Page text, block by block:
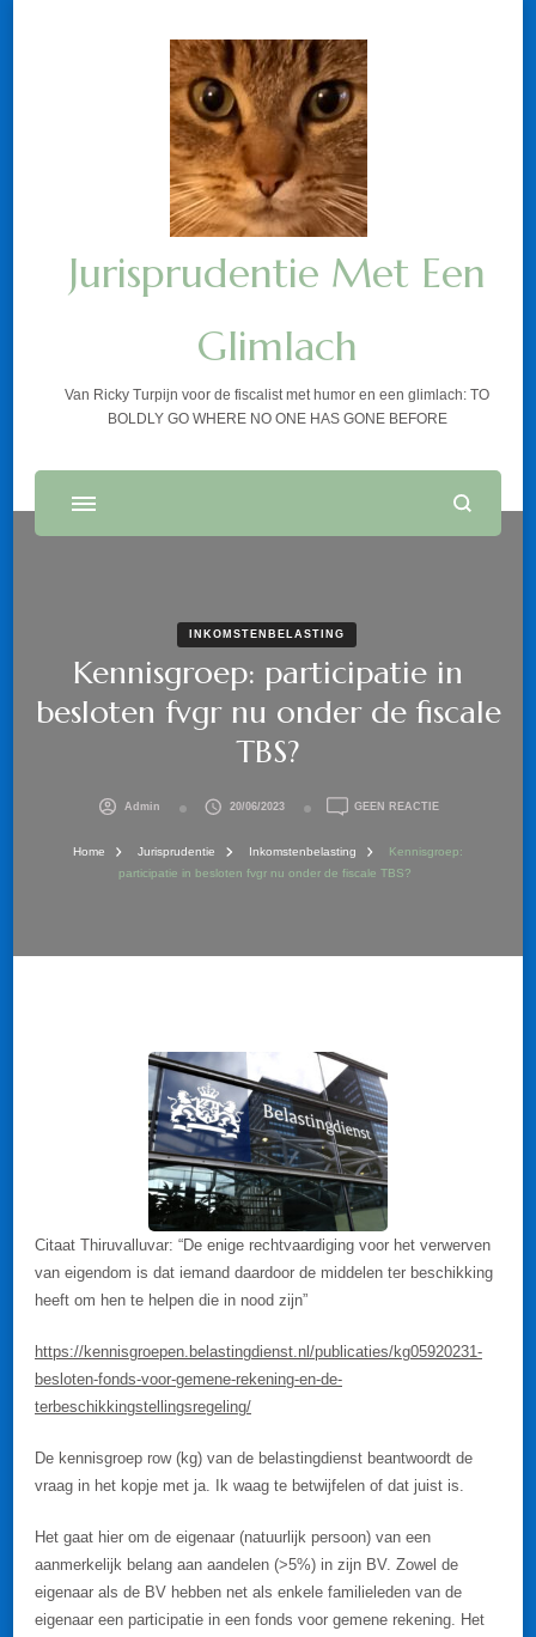
Jurisprudentie Met Een
Glimlach
Van Ricky Turpijn voor de fiscalist met humor en een glimlach: TO
BOLDLY GO WHERE NO ONE HAS GONE BEFORE
INKOMSTENBELASTING
Kennisgroep: participatie in
besloten fvgr nu onder de fiscale
TBS?
Admin 20/06/2023 GEEN REACTIEOP
IN
Home Jurisprudentie Inkomstenbelasting
Kennisgroep:
participatie in besloten fvgr nu onder de fiscale TBS?
Citaat Thiruvalluvar: “De enige rechtvaardiging voor het verwerven
van eigendom is dat iemand daardoor de middelen ter beschikking
heeft om hen te helpen die in nood zijn”
https://kennisgroepen.belastingdienst.nl/publicaties/kg05920231-
besloten-fonds-voor-gemene-rekening-en-de-
terbeschikkingstellingsregeling/
De kennisgroep row (kg) van de belastingdienst beantwoordt de
vraag in het kopje met ja. Ik waag te betwijfelen of dat juist is.
Het gaat hier om de eigenaar (natuurlijk persoon) van een
aanmerkelijk belang aan aandelen (>5%) in zijn BV. Zowel de
eigenaar als de BV hebben net als enkele familieleden van de
eigenaar een participatie in een fonds voor gemene rekening. Het